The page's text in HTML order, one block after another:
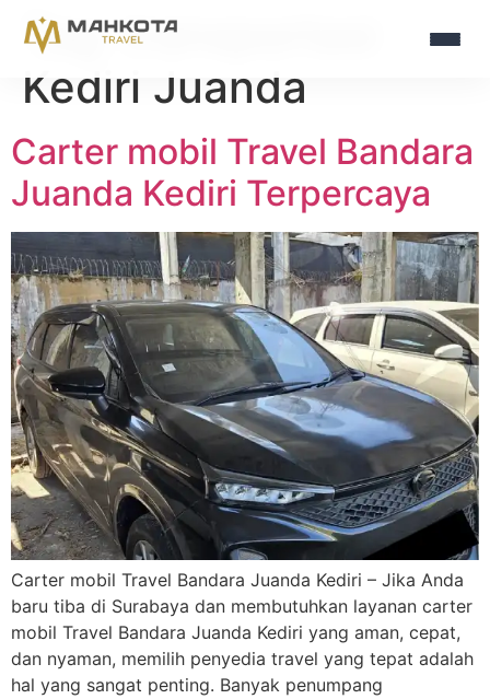
Tag:transportasi
Kediri Juanda
Carter mobil Travel Bandara
Juanda Kediri Terpercaya
Carter mobil Travel Bandara Juanda Kediri – Jika Anda
baru tiba di Surabaya dan membutuhkan layanan carter
mobil Travel Bandara Juanda Kediri yang aman, cepat,
dan nyaman, memilih penyedia travel yang tepat adalah
hal yang sangat penting. Banyak penumpang